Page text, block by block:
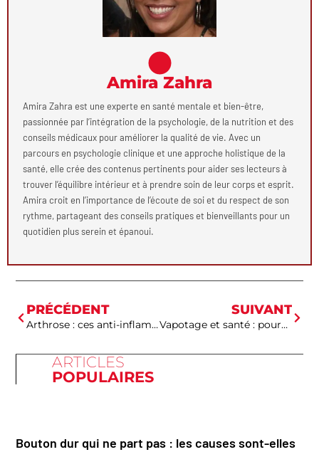
Amira Zahra
Amira Zahra est une experte en santé mentale et bien-être,
passionnée par l’intégration de la psychologie, de la nutrition et des
conseils médicaux pour améliorer la qualité de vie. Avec un
parcours en psychologie clinique et une approche holistique de la
santé, elle crée des contenus pertinents pour aider ses lecteurs à
trouver l’équilibre intérieur et à prendre soin de leur corps et esprit.
Amira croit en l’importance de l’écoute de soi et du respect de son
rythme, partageant des conseils pratiques et bienveillants pour un
quotidien plus serein et épanoui.
PRÉCÉDENT
Arthrose : ces anti-inflammatoires naturels qui soulagent vraiment les douleurs articulaires
SUIVANT
Vapotage et santé : pourquoi choisir l’E-liquide Abalon ?
ARTICLES
POPULAIRES
Bouton dur qui ne part pas : les causes sont-elles